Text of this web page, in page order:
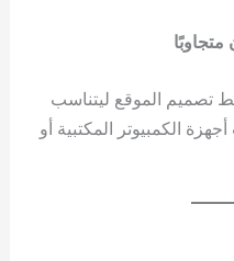
تصميم الموقع ليتناسب
الكمبيوتر المكتبية أو